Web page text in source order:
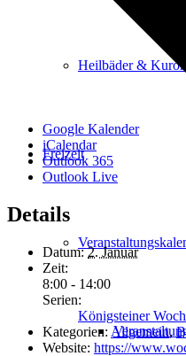
Heilbäder & Kurorte
Freizeit
Google Kalender
iCalendar
Outlook 365
Outlook Live
Details
Datum: 2. Januar
Zeit:
8:00 - 14:00
Serien:
Königsteiner
Kategorien: Allgemein,
Website: https://